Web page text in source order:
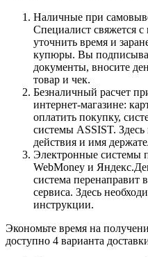
Наличные при
Специалист свяжется
уточнить время и
купюры. Вы
документы, вносите
товар и чек.
Безналичный расчет
интернет-магазине:
оплатить покупку,
системы ASSIST.
действия и имя
Электронные системы
WebMoney и
система перенаправит
сервиса. Здесь
инструкции.
Экономьте время на
доступно 4 варианта